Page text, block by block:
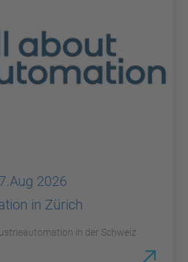
2026
in Zürich
in der Schweiz